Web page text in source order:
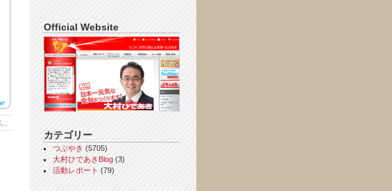
Official Website
カテゴリー
つぶやき (5705)
大村ひであきBlog (3)
活動レポート (79)